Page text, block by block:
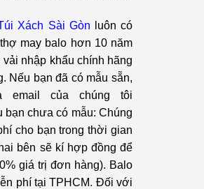
Xách Sài Gòn luôn có
may balo hơn 10 năm
nhập khẩu chính hãng
Nếu bạn đã có mẫu sẵn,
của chúng tôi
chưa có mẫu: Chúng
cho bạn trong thời gian
bên sẽ kí hợp đồng để
giá trị đơn hàng). Balo
phí tại TPHCM. Đối với